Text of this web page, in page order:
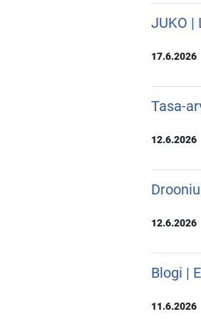
JUKO |
17.6.2026
Tasa-
12.6.2026
12.6.2026
Blogi |
11.6.2026